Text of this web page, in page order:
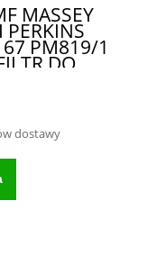
MASSEY
PERKINS
PM819/1
DO
dostawy